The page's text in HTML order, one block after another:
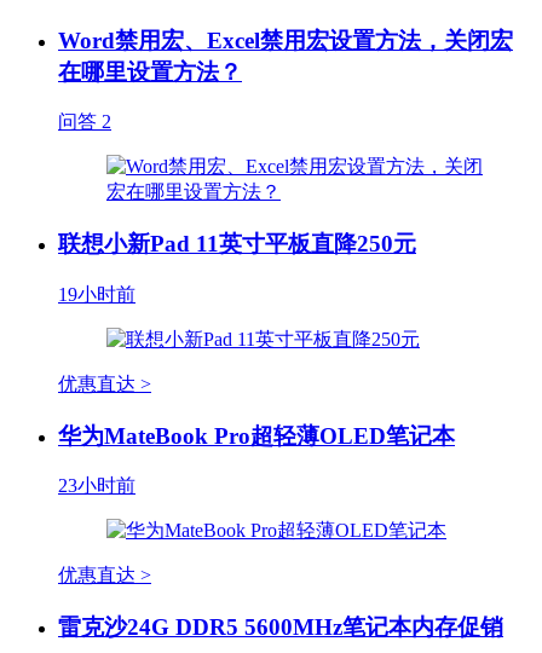
Word禁用宏、Excel禁用宏设置方法，关闭宏
在哪里设置方法？
问答 2
联想小新Pad 11英寸平板直降250元
19小时前
优惠直达 >
华为MateBook Pro超轻薄OLED笔记本
23小时前
优惠直达 >
雷克沙24G DDR5 5600MHz笔记本内存促销